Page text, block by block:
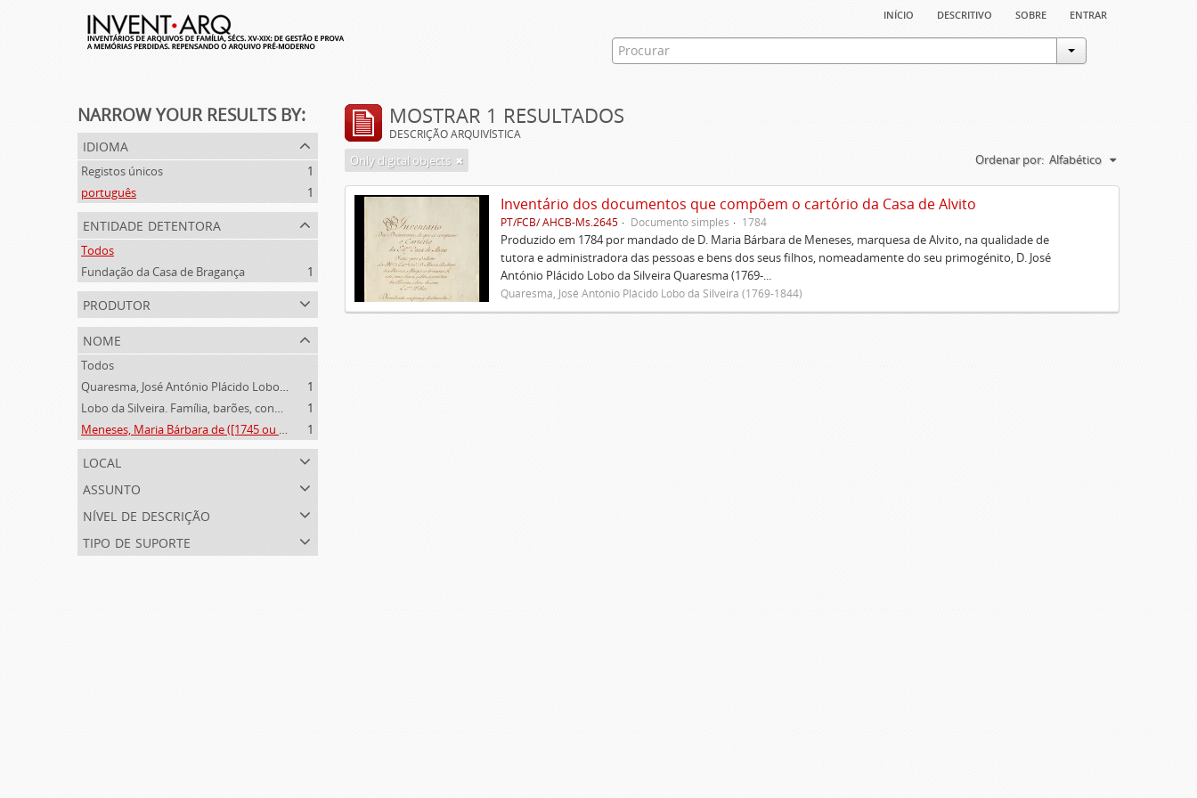
início descritivo sobre entrar
NARROW YOUR RESULTS BY:
idioma
Registos únicos
1
português
1
entidade detentora
Todos
Fundação da Casa de Bragança
1
produtor
nome
Todos
Quaresma, José António Plácido Lobo da Silveira (1769-1844)
1
Lobo da Silveira. Família, barões, condes e marqueses de Alvito (1475-1910)
1
Meneses, Maria Bárbara de ([1745 ou 1751]-[post. 1784])
1
local
assunto
nível de descrição
tipo de suporte
MOSTRAR 1 RESULTADOS
DESCRIÇÃO ARQUIVÍSTICA
Only digital objects Ordenar por: Alfabético
Inventário dos documentos que compõem o cartório da Casa de Alvito
PT/FCB/ AHCB-Ms.2645 Documento simples 1784
Produzido em 1784 por mandado de D. Maria Bárbara de Meneses, marquesa de Alvito, na qualidade de
tutora e administradora das pessoas e bens dos seus filhos, nomeadamente do seu primogénito, D. José
António Plácido Lobo da Silveira Quaresma (1769-...
Quaresma, José António Plácido Lobo da Silveira (1769-1844)